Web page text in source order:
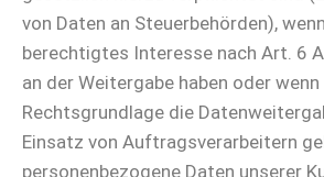
von Daten an Steuerbehörden),
berechtigtes Interesse nach Art. 6
an der Weitergabe haben oder
Rechtsgrundlage die
Einsatz von Auftragsverarbeitern
personenbezogene Daten unserer